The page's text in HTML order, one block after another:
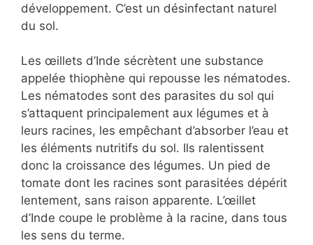
développement. C’est un désinfectant naturel
du sol.
Les œillets d’Inde sécrètent une substance
appelée thiophène qui repousse les nématodes.
Les nématodes sont des parasites du sol qui
s’attaquent principalement aux légumes et à
leurs racines, les empêchant d’absorber l’eau et
les éléments nutritifs du sol. Ils ralentissent
donc la croissance des légumes. Un pied de
tomate dont les racines sont parasitées dépérit
lentement, sans raison apparente. L’œillet
d’Inde coupe le problème à la racine, dans tous
les sens du terme.